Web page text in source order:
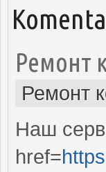
Ремонт
Ремонт
Наш
href=